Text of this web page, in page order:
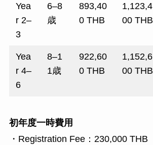
Yea
r 2–
3
6–8
歳
893,40
0 THB
1,123,4
00 THB
Yea
r 4–
6
8–1
1歳
922,60
0 THB
1,152,6
00 THB
初年度一時費用
・Registration Fee：230,000 THB